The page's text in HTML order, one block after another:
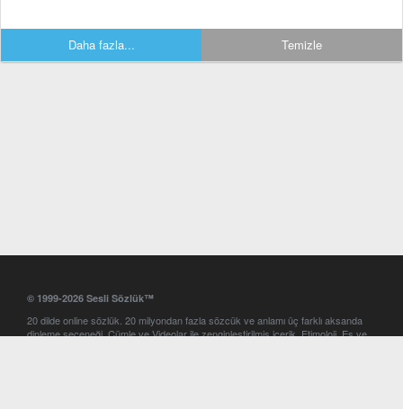
Daha fazla... Temizle
© 1999-2026 Sesli Sözlük™
20 dilde online sözlük. 20 milyondan fazla sözcük ve anlamı üç farklı aksanda
dinleme seçeneği. Cümle ve Videolar ile zenginleştirilmiş içerik. Etimoloji, Eş ve